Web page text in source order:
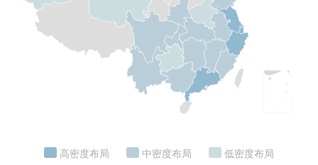
高密度布局 中密度布局 低密度布局